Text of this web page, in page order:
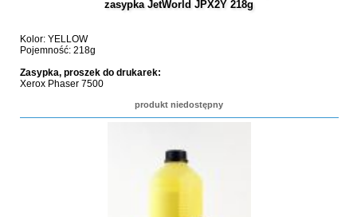
zasypka JetWorld JPX2Y 218g
Kolor: YELLOW
Pojemność: 218g
Zasypka, proszek do drukarek:
Xerox Phaser 7500
produkt niedostępny